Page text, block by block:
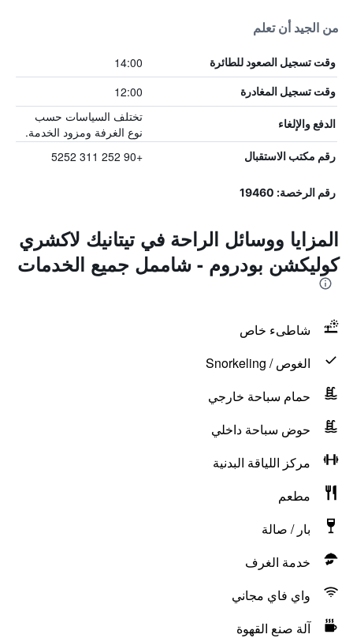
من الجيد أن تعلم
وقت تسجيل الصعود للطائرة 14:00
وقت تسجيل المغادرة 12:00
الدفع والإلغاء
تختلف السياسات حسب
نوع الغرفة ومزود الخدمة.
رقم مكتب الاستقبال +90 252 311 5252
رقم الرخصة: 19460
المزايا ووسائل الراحة في تيتانيك لاكشري
كوليكشن بودروم - شاممل جميع الخدمات
شاطىء خاص
الغوص / Snorkeling
حمام سباحة خارجي
حوض سباحة داخلي
مركز اللياقة البدنية
مطعم
بار / صالة
خدمة الغرف
واي فاي مجاني
آلة صنع القهوة